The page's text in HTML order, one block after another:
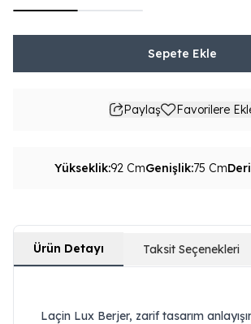
Sepete Ekle
Paylaş Favorilere
Yükseklik:92 CmGenişlik:75 Cm
Ürün Detayı Taksit Seçenekleri
Laçin Lux Berjer, zarif tasarım